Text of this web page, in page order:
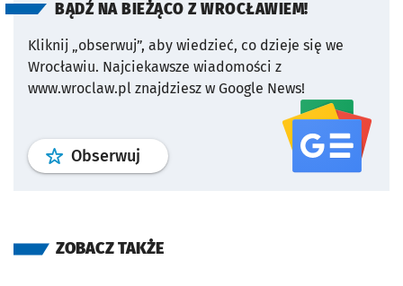
BĄDŹ NA BIEŻĄCO Z WROCŁAWIEM!
Kliknij „obserwuj”, aby wiedzieć, co dzieje się we
Wrocławiu. Najciekawsze wiadomości z
www.wroclaw.pl znajdziesz w Google News!
Obserwuj profil serwisu
ZOBACZ TAKŻE